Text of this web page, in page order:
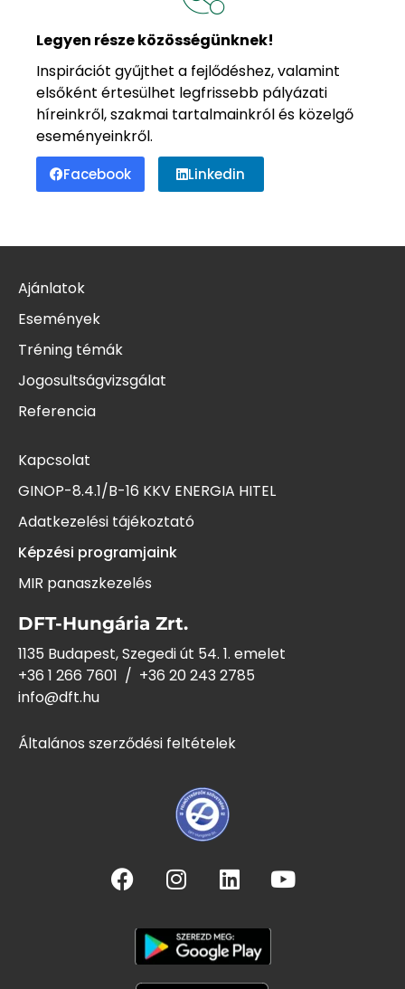
Legyen része közösségünknek!
Inspirációt gyűjthet a fejlődéshez, valamint
elsőként értesülhet legfrissebb pályázati
híreinkről, szakmai tartalmainkról és közelgő
eseményeinkről.
Facebook Linkedin
Ajánlatok
Események
Tréning témák
Jogosultságvizsgálat
Referencia
Kapcsolat
GINOP-8.4.1/B-16 KKV ENERGIA HITEL
Adatkezelési tájékoztató
Képzési programjaink
MIR panaszkezelés
DFT-Hungária Zrt.
1135 Budapest, Szegedi út 54. 1. emelet
+36 1 266 7601 / +36 20 243 2785
info@dft.hu
Általános szerződési feltételek